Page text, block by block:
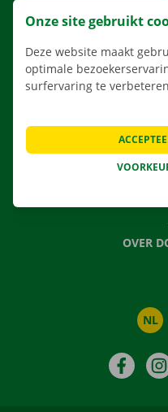
OVER
NL
Onze site gebruikt
Deze website maakt
optimale
surfervaring te